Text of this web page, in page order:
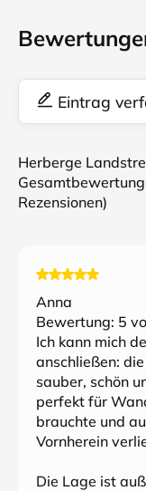
Eintrag
Herberge
Rezensionen)
Anna
Bewertung: 5
Ich kann mich
anschließen:
sauber, schön
perfekt für
brauchte und
Vornherein
Die Lage ist